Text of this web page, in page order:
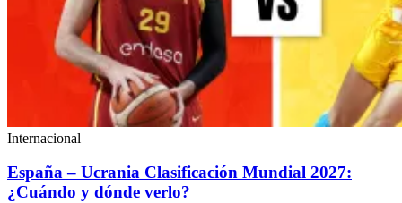
Internacional
España – Ucrania Clasificación Mundial 2027:
¿Cuándo y dónde verlo?